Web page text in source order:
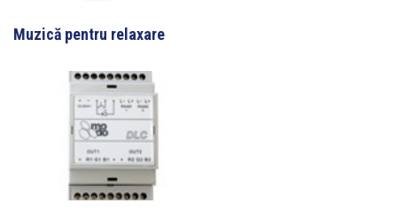
Muzică pentru relaxare